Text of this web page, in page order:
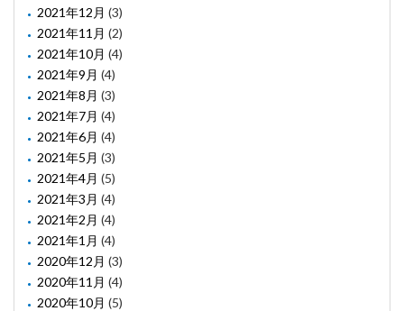
2021年12月 (3)
2021年11月 (2)
2021年10月 (4)
2021年9月 (4)
2021年8月 (3)
2021年7月 (4)
2021年6月 (4)
2021年5月 (3)
2021年4月 (5)
2021年3月 (4)
2021年2月 (4)
2021年1月 (4)
2020年12月 (3)
2020年11月 (4)
2020年10月 (5)